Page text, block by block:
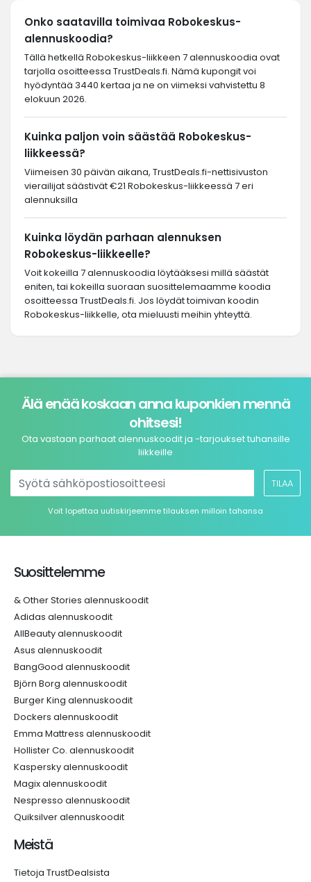
Onko saatavilla toimivaa Robokeskus-
alennuskoodia?
Tällä hetkellä Robokeskus-liikkeen 7 alennuskoodia ovat
tarjolla osoitteessa TrustDeals.fi. Nämä kupongit voi
hyödyntää 3440 kertaa ja ne on viimeksi vahvistettu 8
elokuun 2026.
Kuinka paljon voin säästää Robokeskus-
liikkeessä?
Viimeisen 30 päivän aikana, TrustDeals.fi-nettisivuston
vierailijat säästivät €21 Robokeskus-liikkeessä 7 eri
alennuksilla
Kuinka löydän parhaan alennuksen
Robokeskus-liikkeelle?
Voit kokeilla 7 alennuskoodia löytääksesi millä säästät
eniten, tai kokeilla suoraan suosittelemaamme koodia
osoitteessa TrustDeals.fi. Jos löydät toimivan koodin
Robokeskus-liikkelle, ota mieluusti meihin yhteyttä.
Älä enää koskaan anna kuponkien mennä
ohitsesi!
Ota vastaan parhaat alennuskoodit ja -tarjoukset tuhansille
liikkeille
TILAA
Voit lopettaa uutiskirjeemme tilauksen milloin tahansa
Suosittelemme
& Other Stories alennuskoodit
Adidas alennuskoodit
AllBeauty alennuskoodit
Asus alennuskoodit
BangGood alennuskoodit
Björn Borg alennuskoodit
Burger King alennuskoodit
Dockers alennuskoodit
Emma Mattress alennuskoodit
Hollister Co. alennuskoodit
Kaspersky alennuskoodit
Magix alennuskoodit
Nespresso alennuskoodit
Quiksilver alennuskoodit
Meistä
Tietoja TrustDealsista